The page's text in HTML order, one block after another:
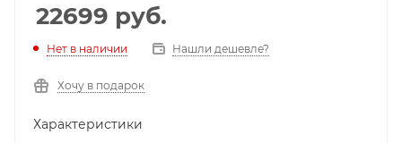
22699 руб.
Нет в наличии Нашли дешевле?
Хочу в подарок
Характеристики